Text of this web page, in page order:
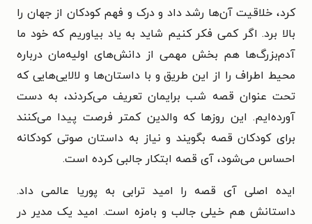
کرد، خلاقیت آن‌ها رشد داد و درک و فهم کودکان از جهان را
بالا برد. اگر کمی فکر کنیم شاید به یاد بیاوریم که خود ما
آدم‌بزرگ‌ها هم بخش مهمی از دانش‌های اولیه‌مان درباره
محیط اطراف را از این طریق و با داستان‌ها و لالایی‌هایی که
تحت عنوان قصه شب برایمان تعریف می‌کردند، به دست
آورده‌ایم. این روزها که والدین کمتر فرصت پیدا می‌کنند
برای کودکان قصه بگویند و نیاز به داستان صوتی کودکانه
احساس می‌شود، آی قصه ابتکار جالبی کرده است.
ایده اصلی آی قصه را امید ترابی به پوریا عالمی داد.
داستانش هم خیلی جالب و بامزه است. امید یک مدیر در